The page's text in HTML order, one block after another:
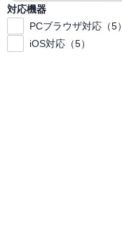
対応機器
PCブラウザ対応（5）
iOS対応（5）